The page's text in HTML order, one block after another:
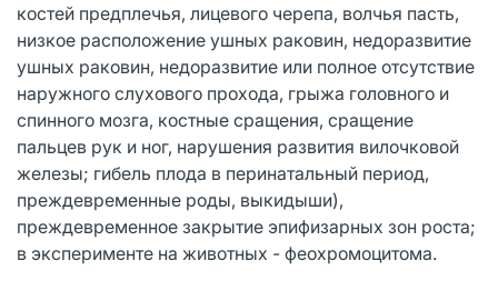
костей предплечья, лицевого черепа, волчья пасть,
низкое расположение ушных раковин, недоразвитие
ушных раковин, недоразвитие или полное отсутствие
наружного слухового прохода, грыжа головного и
спинного мозга, костные сращения, сращение
пальцев рук и ног, нарушения развития вилочковой
железы; гибель плода в перинатальный период,
преждевременные роды, выкидыши),
преждевременное закрытие эпифизарных зон роста;
в эксперименте на животных - феохромоцитома.